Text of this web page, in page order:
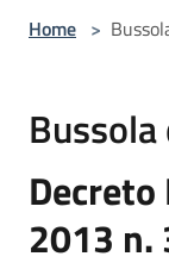
Home >
2013 n.